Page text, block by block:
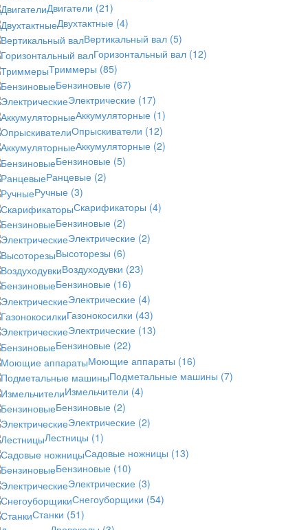
Двигатели (21)
Двухтактные (4)
Вертикальный вал (5)
Горизонтальный вал (12)
Триммеры (85)
Бензиновые (67)
Электрические (17)
Аккумуляторные (1)
Опрыскиватели (12)
Аккумуляторные (2)
Бензиновые (5)
Ранцевые (2)
Ручные (3)
Скарификаторы (4)
Бензиновые (2)
Электрические (2)
Высоторезы (6)
Воздуходувки (23)
Бензиновые (16)
Электрические (4)
Газонокосилки (43)
Электрические (13)
Бензиновые (22)
Моющие аппараты (16)
Подметальные машины (7)
Измельчители (4)
Бензиновые (2)
Электрические (2)
Лестницы (1)
Садовые ножницы (13)
Бензиновые (10)
Электрические (3)
Снегоуборщики (54)
Станки (51)